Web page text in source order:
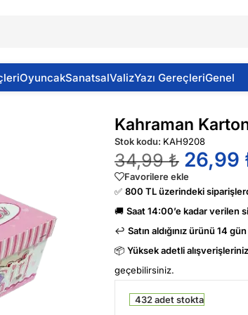
OyuncakSanatsalValizYazı GereçleriGenel
Kahraman
Stok kodu: KAH9208
34,99₺ 26,99
Favorilere ekle
✅ 800 TL üzerindeki
🚚 Saat 14:00’e kadar verilen
↩️ Satın aldığınız ürünü 14
📦 Yüksek adetli alışverişleriniz
geçebilirsiniz.
432 adet stokta